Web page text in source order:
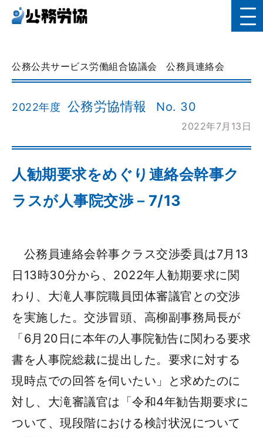
公務公共サービス労働組合協議会 公務員連絡会
2022年度 公務労協情報 No. 30
2022年7月13日
人勧期要求をめぐり連絡会幹事ク
ラスが人事院交渉－7/13
公務員連絡会幹事クラス交渉委員は7月13
日13時30分から、2022年人勧期要求に関
わり、大滝人事院職員団体審議官との交渉
を実施した。交渉冒頭、高柳副事務局長が
「6月20日に本年の人事院勧告に関わる要求
書を人事院総裁に提出した。要求に対する
現時点での回答を伺いたい」と求めたのに
対し、大滝審議官は「令和4年勧告期要求に
ついて、現段階における検討状況について